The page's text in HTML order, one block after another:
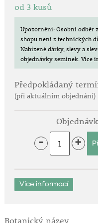
• plně mrazuvzdorná
• vhodná na pergoly,
• spojuje okrasnou i
Botanická
Actinidia kolomikta je
nejmrazuvzdornější
ozdobou jsou
odstínů. V květnu
s jemnou citronovou
hladké zelené plody
• sladké, šťavnaté a
• konzumují se celé
minerálních látek
od 3 kusů
Upozornění: Osobní odběr
shopu není z technických
Nabízené dárky, slevy a
objednávky semínek.Více
Předpokládaný
(při aktuálním objednání)
- +
Více informací
Botanický název